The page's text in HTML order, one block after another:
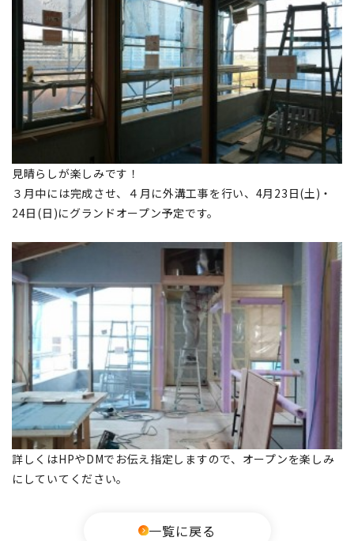
見晴らしが楽しみです！
３月中には完成させ、４月に外溝工事を行い、4月23日(土)・
24日(日)にグランドオープン予定です。
詳しくはHPやDMでお伝え指定しますので、オープンを楽しみ
にしていてください。
一覧に戻る